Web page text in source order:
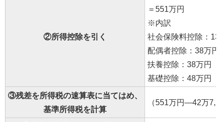
②所得控除を引く
＝551万円
※内訳
社会保険料控除：
配偶者控除：38万円
扶養控除：38万円
基礎控除：48万円
③残差を所得税の速算表に当てはめ、
基準所得税を計算
（551万円―42万